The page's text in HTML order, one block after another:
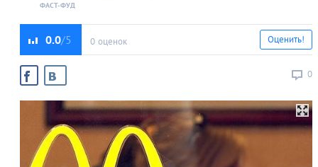
ФАСТ-ФУД
0.0 0 оценок
0
Оценить!